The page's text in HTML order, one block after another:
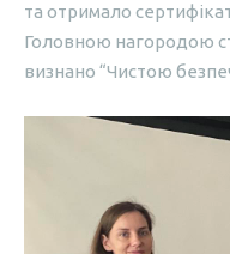
та отримало
Головною нагородою
визнано “Чистою